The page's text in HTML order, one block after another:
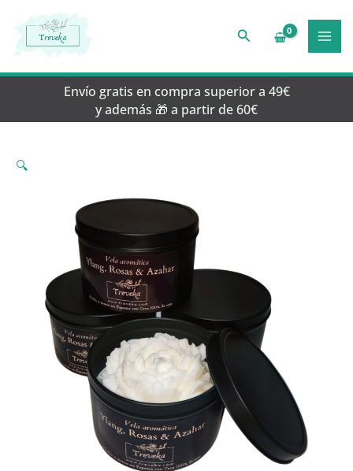
contenido
Buscar
Envío gratis en compra superior a 49€
y además 🎁 a partir de 60€
🔍